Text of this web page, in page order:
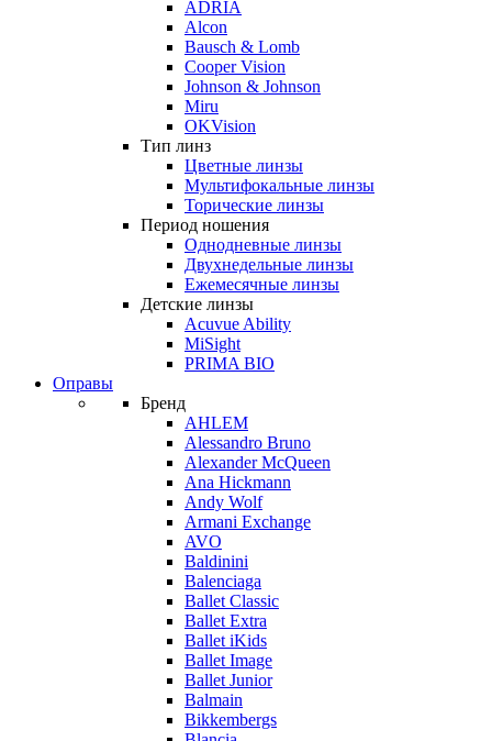
ADRIA
Alcon
Bausch & Lomb
Cooper Vision
Johnson & Johnson
Miru
OKVision
Тип линз
Цветные линзы
Мультифокальные линзы
Торические линзы
Период ношения
Однодневные линзы
Двухнедельные линзы
Ежемесячные линзы
Детские линзы
Acuvue Ability
MiSight
PRIMA BIO
Оправы
Бренд
AHLEM
Alessandro Bruno
Alexander McQueen
Ana Hickmann
Andy Wolf
Armani Exchange
AVO
Baldinini
Balenciaga
Ballet Classic
Ballet Extra
Ballet iKids
Ballet Image
Ballet Junior
Balmain
Bikkembergs